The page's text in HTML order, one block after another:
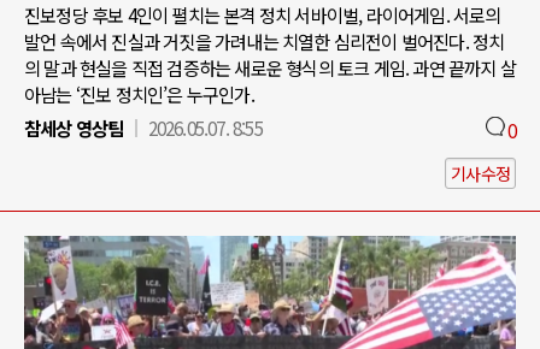
진보정당 후보 4인이 펼치는 본격 정치 서바이벌, 라이어게임. 서로의
발언 속에서 진실과 거짓을 가려내는 치열한 심리전이 벌어진다. 정치
의 말과 현실을 직접 검증하는 새로운 형식의 토크 게임. 과연 끝까지 살
아남는 ‘진보 정치인’은 누구인가.
참세상 영상팀
2026.05.07. 8:55 0
기사수정